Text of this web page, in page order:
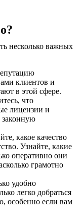
несколько важных
клиентов и
в этой сфере.
что
лицензии и
какое качество
Узнайте, какие
оперативно они
грамотно
удобно
легко добраться
особенно если вам